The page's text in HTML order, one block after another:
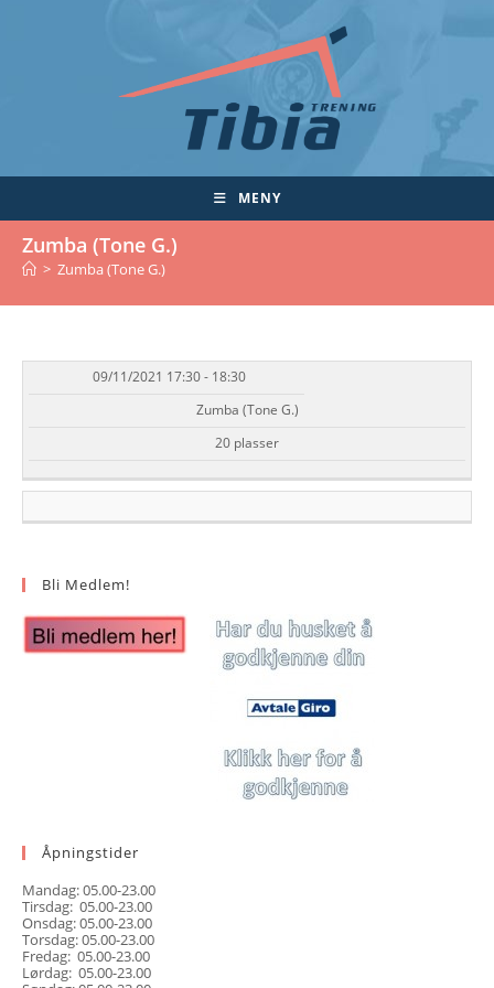
MENY
Zumba (Tone G.)
> Zumba (Tone G.)
DATO/TID EVENT TILGJENGELIGHET
09/11/2021 17:30 - 18:30
Zumba (Tone G.)
20 plasser
Bli Medlem!
Åpningstider
Mandag: 05.00-23.00
Tirsdag: 05.00-23.00
Onsdag: 05.00-23.00
Torsdag: 05.00-23.00
Fredag: 05.00-23.00
Lørdag: 05.00-23.00